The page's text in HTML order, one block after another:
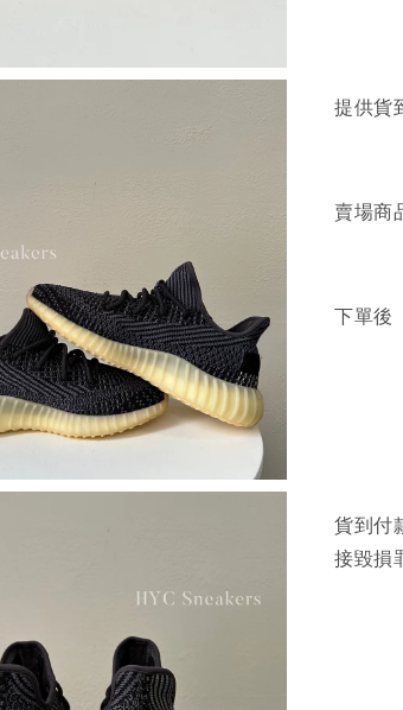
提供貨
賣場商
下單後
貨到付
接毀損